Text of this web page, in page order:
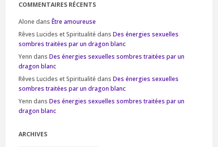
COMMENTAIRES RÉCENTS
Alone dans Être amoureuse
Rêves Lucides et Spiritualité dans Des énergies sexuelles
sombres traitées par un dragon blanc
Yenn dans Des énergies sexuelles sombres traitées par un
dragon blanc
Rêves Lucides et Spiritualité dans Des énergies sexuelles
sombres traitées par un dragon blanc
Yenn dans Des énergies sexuelles sombres traitées par un
dragon blanc
ARCHIVES